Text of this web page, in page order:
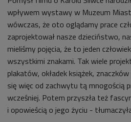
wpływem wystawy w Muzeum
wówczas, że oto oglądamy prace
zaprojektował nasze dzieciństwo,
mieliśmy pojęcia, że to jeden
wszystkimi znakami. Tak wiele
plakatów, okładek książek,
się więc od zachwytu tą mnogością
wcześniej. Potem przyszła też
i opowieścią o jego życiu -